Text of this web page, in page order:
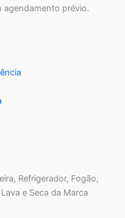
agendamento prévio.
Refrigerador, Fogão,
e Seca da Marca